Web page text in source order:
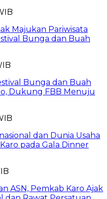
Majukan Pariwisata
Bunga dan Buah
Bunga dan Buah
Dukung FBB Menuju
dan Dunia Usaha
pada Gala Dinner
ASN, Pemkab Karo Ajak